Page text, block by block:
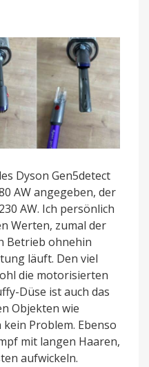
Dyson Gen5detect
AW angegeben, der
AW. Ich persönlich
Werten, zumal der
Betrieb ohnehin
läuft. Den viel
die motorisierten
Düse ist auch das
Objekten wie
Problem. Ebenso
mit langen Haaren,
aufwickeln.